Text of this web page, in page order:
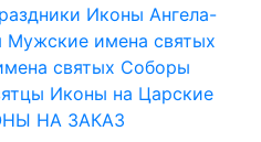
Иконы Ангела-
Мужские имена святых
святых Соборы
Иконы на Царские
НА ЗАКАЗ